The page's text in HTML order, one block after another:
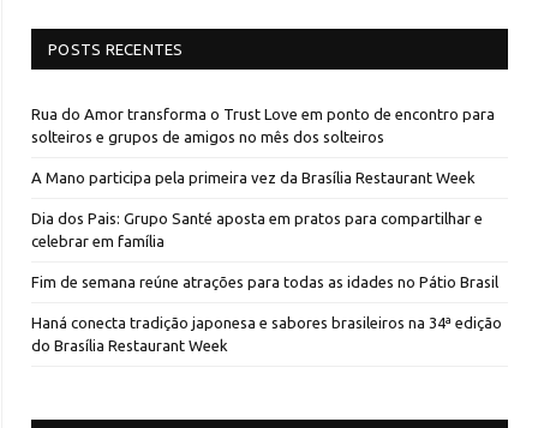
POSTS RECENTES
Rua do Amor transforma o Trust Love em ponto de encontro para
solteiros e grupos de amigos no mês dos solteiros
A Mano participa pela primeira vez da Brasília Restaurant Week
Dia dos Pais: Grupo Santé aposta em pratos para compartilhar e
celebrar em família
Fim de semana reúne atrações para todas as idades no Pátio Brasil
Haná conecta tradição japonesa e sabores brasileiros na 34ª edição
do Brasília Restaurant Week